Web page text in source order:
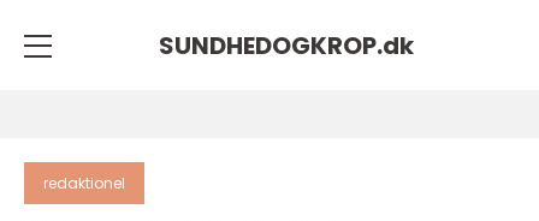
SUNDHEDOGKROP.dk
redaktionel